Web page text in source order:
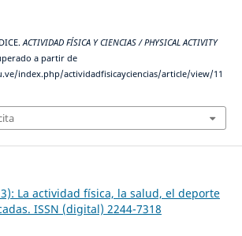
ACTIVIDAD FÍSICA Y CIENCIAS / PHYSICAL ACTIVITY
a partir de
index.php/actividadfisicayciencias/article/view/11
La actividad física, la salud, el deporte
ISSN (digital) 2244-7318